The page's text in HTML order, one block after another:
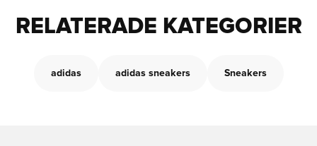
RELATERADE KATEGORIER
adidas adidas sneakers Sneakers